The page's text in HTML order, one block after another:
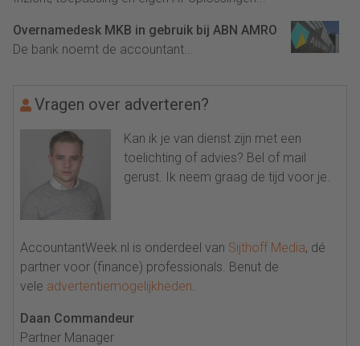
Overnamedesk MKB in gebruik bij ABN AMRO
De bank noemt de accountant...
Vragen over adverteren?
Kan ik je van dienst zijn met een
toelichting of advies? Bel of mail
gerust. Ik neem graag de tijd voor je.
AccountantWeek.nl is onderdeel van Sijthoff Media, dé
partner voor (finance) professionals. Benut de
vele advertentiemogelijkheden
Daan Commandeur
Partner Manager